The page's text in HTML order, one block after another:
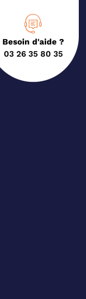
Besoin d'aide ?
03 26 35 80 35